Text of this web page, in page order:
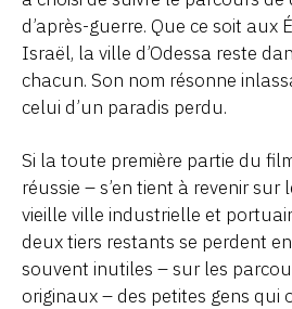
d’après-guerre. Que ce soit aux
Israël, la ville d’Odessa reste
chacun. Son nom résonne
celui d’un paradis perdu.
Si la toute première partie du
réussie – s’en tient à revenir sur
vieille ville industrielle et
deux tiers restants se perdent
souvent inutiles – sur les
originaux – des petites gens qui